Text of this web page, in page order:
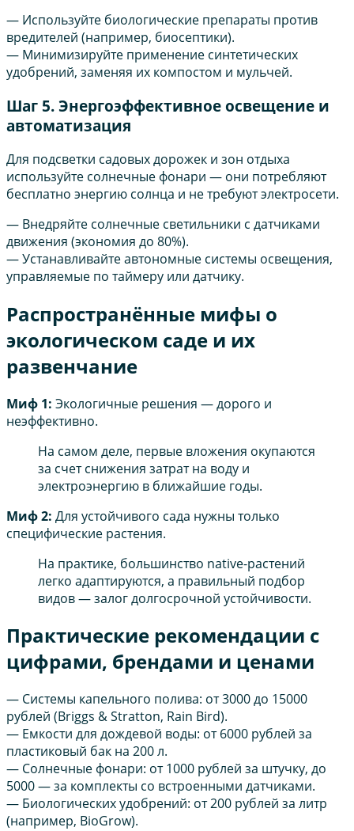
— Используйте биологические препараты против
вредителей (например, биосептики).
— Минимизируйте применение синтетических
удобрений, заменяя их компостом и мульчей.
Шаг 5. Энергоэффективное освещение и
автоматизация
Для подсветки садовых дорожек и зон отдыха
используйте солнечные фонари — они потребляют
бесплатно энергию солнца и не требуют электросети.
— Внедряйте солнечные светильники с датчиками
движения (экономия до 80%).
— Устанавливайте автономные системы освещения,
управляемые по таймеру или датчику.
Распространённые мифы о
экологическом саде и их
развенчание
Миф 1: Экологичные решения — дорого и
неэффективно.
На самом деле, первые вложения окупаются
за счет снижения затрат на воду и
электроэнергию в ближайшие годы.
Миф 2: Для устойчивого сада нужны только
специфические растения.
На практике, большинство native-растений
легко адаптируются, а правильный подбор
видов — залог долгосрочной устойчивости.
Практические рекомендации с
цифрами, брендами и ценами
— Системы капельного полива: от 3000 до 15000
рублей (Briggs & Stratton, Rain Bird).
— Емкости для дождевой воды: от 6000 рублей за
пластиковый бак на 200 л.
— Солнечные фонари: от 1000 рублей за штучку, до
5000 — за комплекты со встроенными датчиками.
— Биологических удобрений: от 200 рублей за литр
(например, BioGrow).